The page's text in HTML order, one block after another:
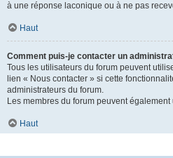
à une réponse laconique ou à ne pas
Haut
Comment puis-je contacter un
Tous les utilisateurs du forum peuvent
lien « Nous contacter » si cette
administrateurs du forum.
Les membres du forum peuvent
Haut